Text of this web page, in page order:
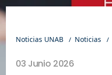
Noticias UNAB Noticias
03 Junio 2026